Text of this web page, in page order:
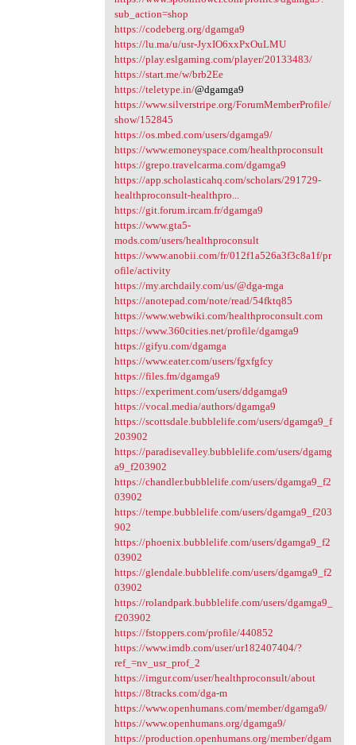
sub_action=shop
https://codeberg.org/dgamga9
https://lu.ma/u/usr-JyxIO6xxPxOuLMU
https://play.eslgaming.com/player/20133483/
https://start.me/w/brb2Ee
https://teletype.in/@dgamga9
https://www.silverstripe.org/ForumMemberProfile/
show/152845
https://os.mbed.com/users/dgamga9/
https://www.emoneyspace.com/healthproconsult
https://grepo.travelcarma.com/dgamga9
https://app.scholasticahq.com/scholars/291729-
healthproconsult-healthpro...
https://git.forum.ircam.fr/dgamga9
https://www.gta5-
mods.com/users/healthproconsult
https://www.anobii.com/fr/012f1a526a3f3c8a1f/pr
ofile/activity
https://my.archdaily.com/us/@dga-mga
https://anotepad.com/note/read/54fktq85
https://www.webwiki.com/healthproconsult.com
https://www.360cities.net/profile/dgamga9
https://gifyu.com/dgamga
https://www.eater.com/users/fgxfgfcy
https://files.fm/dgamga9
https://experiment.com/users/ddgamga9
https://vocal.media/authors/dgamga9
https://scottsdale.bubblelife.com/users/dgamga9_f
203902
https://paradisevalley.bubblelife.com/users/dgamg
a9_f203902
https://chandler.bubblelife.com/users/dgamga9_f2
03902
https://tempe.bubblelife.com/users/dgamga9_f203
902
https://phoenix.bubblelife.com/users/dgamga9_f2
03902
https://glendale.bubblelife.com/users/dgamga9_f2
03902
https://rolandpark.bubblelife.com/users/dgamga9_
f203902
https://fstoppers.com/profile/440852
https://www.imdb.com/user/ur182407404/?
ref_=nv_usr_prof_2
https://imgur.com/user/healthproconsult/about
https://8tracks.com/dga-m
https://www.openhumans.com/member/dgamga9/
https://www.openhumans.org/dgamga9/
https://production.openhumans.org/member/dgam